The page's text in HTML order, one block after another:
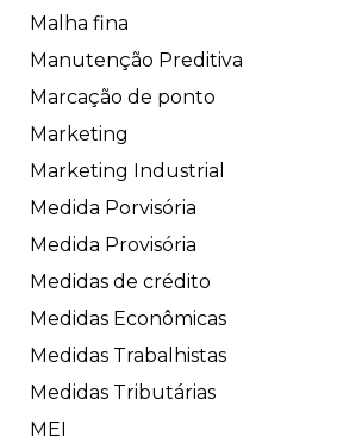
Malha fina
Manutenção Preditiva
Marcação de ponto
Marketing
Marketing Industrial
Medida Porvisória
Medida Provisória
Medidas de crédito
Medidas Econômicas
Medidas Trabalhistas
Medidas Tributárias
MEI